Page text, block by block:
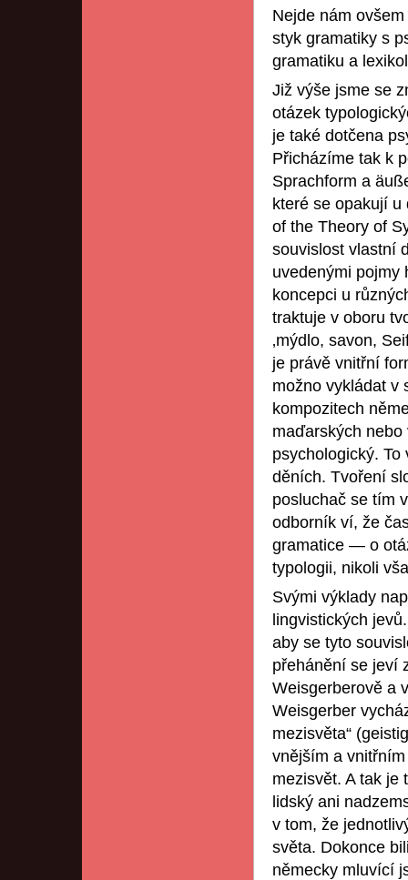
Nejde nám
styk gramatiky s
gramatiku a
Již výše jsme se
otázek
je také dotčena
Přicházíme tak k
Sprachform a
které se opakují
of the Theory of
souvislost vlastní
uvedenými pojmy
koncepci u
traktuje v oboru
‚mýdlo, savon,
je právě vnitřní
možno vykládat v
kompozitech
maďarských
psychologický.
děních. Tvoření
posluchač se tím
odborník ví, že
gramatice — o
typologii, nikoli
Svými výklady
lingvistických
aby se tyto
přehánění se jeví
Weisgerberově a
Weisgerber
mezisvěta“
vnějším a
mezisvět. A tak je
lidský ani
v tom, že
světa. Dokonce
německy mluvící